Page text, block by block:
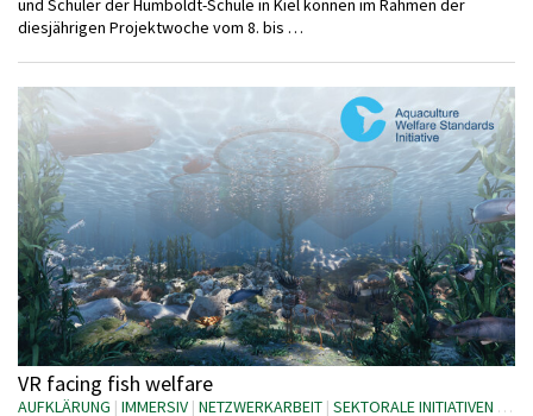
und Schüler der Humboldt-Schule in Kiel können im Rahmen der
diesjährigen Projektwoche vom 8. bis …
VR facing fish welfare
AUFKLÄRUNG | IMMERSIV | NETZWERKARBEIT | SEKTORALE INITIATIVEN VR